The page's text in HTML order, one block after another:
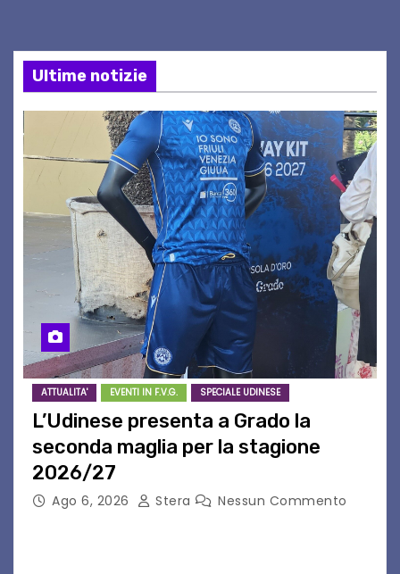
Ultime notizie
ATTUALITA' EVENTI IN F.V.G. SPECIALE UDINESE
L’Udinese presenta a Grado la
seconda maglia per la stagione
2026/27
Ago 6, 2026 Stera Nessun Commento